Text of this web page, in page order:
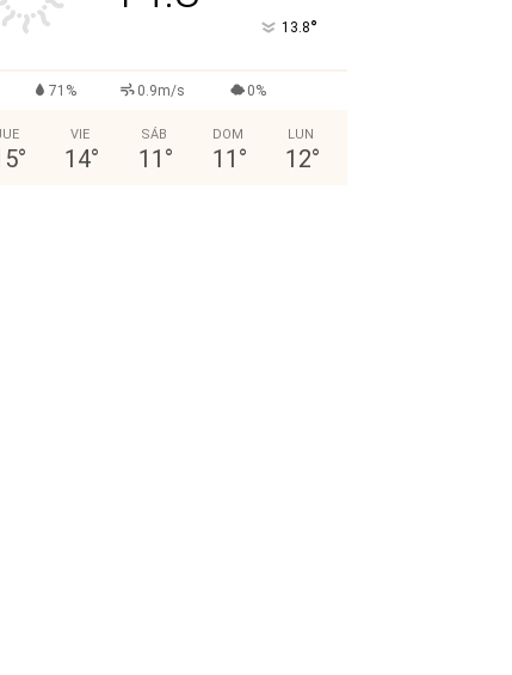
13.8°
71% 0.9m/s 0%
°
VIE
14°
SÁB
11 °
DOM
11 °
LUN
12°